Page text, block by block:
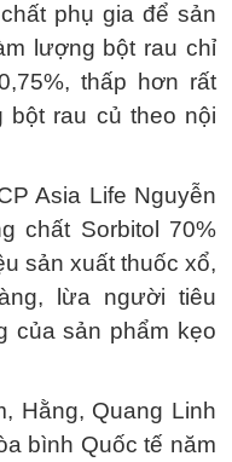
phụ gia để sản
lượng bột rau chỉ
thấp hơn rất
bột rau củ theo nội
Asia Life Nguyễn
chất Sorbitol 70%
sản xuất thuốc xổ,
lừa người tiêu
của sản phẩm kẹo
Hằng, Quang Linh
bình Quốc tế năm